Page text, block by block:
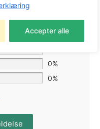
Accepter alle
0%
0%
0%
0%